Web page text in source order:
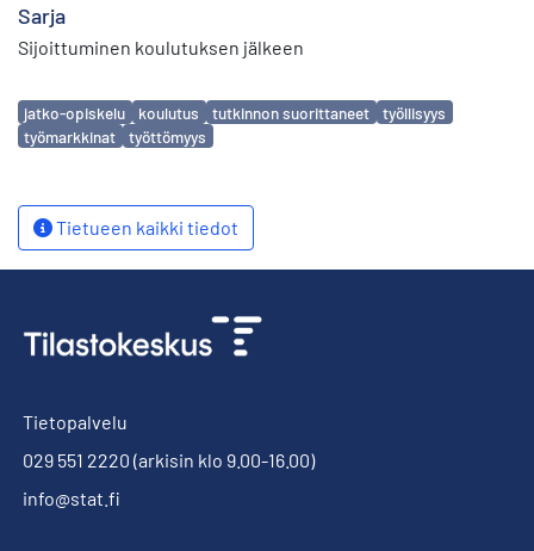
Sarja
Sijoittuminen koulutuksen jälkeen
Avainsanat
jatko-opiskelu koulutus tutkinnon suorittaneet
työllisyys
työmarkkinat
työttömyys
Tietueen kaikki tiedot
Tietopalvelu
029 551 2220 (arkisin klo 9.00-16.00)
info@stat.fi